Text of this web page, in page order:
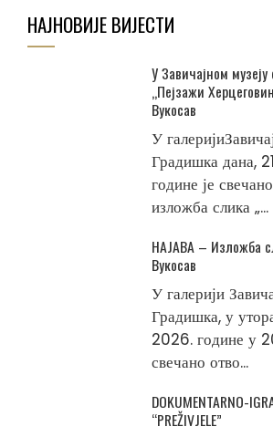
НАЈНОВИЈЕ ВИЈЕСТИ
У Завичајном
„Пејзажи
Вукосав
У
Градишка дана,
године је
изложба слика „...
НАЈАВА – Изложба
Вукосав
У галерији
Градишка, у
2026. године у
свечано отво...
DOKUMENTARNO-
“PREŽIVJELE”